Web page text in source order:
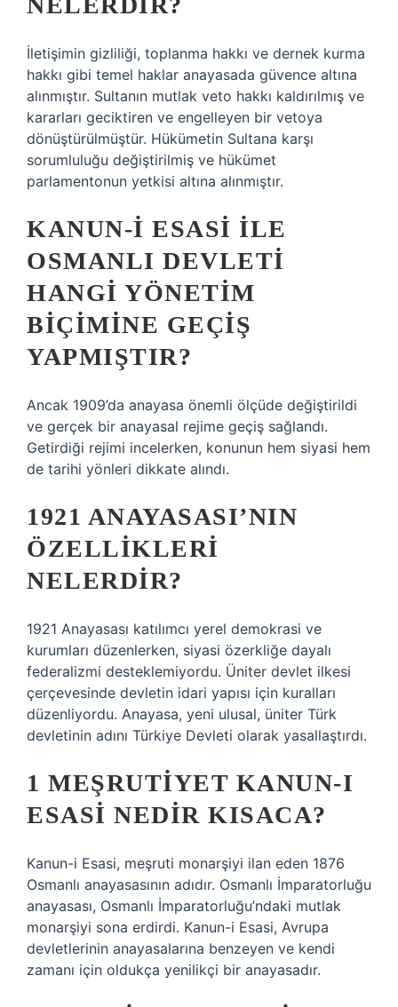
İletişimin gizliliği, toplanma hakkı ve dernek kurma
hakkı gibi temel haklar anayasada güvence altına
alınmıştır. Sultanın mutlak veto hakkı kaldırılmış ve
kararları geciktiren ve engelleyen bir vetoya
dönüştürülmüştür. Hükümetin Sultana karşı
sorumluluğu değiştirilmiş ve hükümet
parlamentonun yetkisi altına alınmıştır.
KANUN-I ESASI ILE
OSMANLI DEVLETI
HANGI YÖNETIM
BIÇIMINE GEÇIŞ
YAPMIŞTIR?
Ancak 1909’da anayasa önemli ölçüde değiştirildi
ve gerçek bir anayasal rejime geçiş sağlandı.
Getirdiği rejimi incelerken, konunun hem siyasi hem
de tarihi yönleri dikkate alındı.
1921 ANAYASASI’NIN
ÖZELLIKLERI
NELERDIR?
1921 Anayasası katılımcı yerel demokrasi ve
kurumları düzenlerken, siyasi özerkliğe dayalı
federalizmi desteklemiyordu. Üniter devlet ilkesi
çerçevesinde devletin idari yapısı için kuralları
düzenliyordu. Anayasa, yeni ulusal, üniter Türk
devletinin adını Türkiye Devleti olarak yasallaştırdı.
1 MEŞRUTIYET KANUN-I
ESASI NEDIR KISACA?
Kanun-i Esasi, meşruti monarşiyi ilan eden 1876
Osmanlı anayasasının adıdır. Osmanlı İmparatorluğu
anayasası, Osmanlı İmparatorluğu’ndaki mutlak
monarşiyi sona erdirdi. Kanun-i Esasi, Avrupa
devletlerinin anayasalarına benzeyen ve kendi
zamanı için oldukça yenilikçi bir anayasadır.